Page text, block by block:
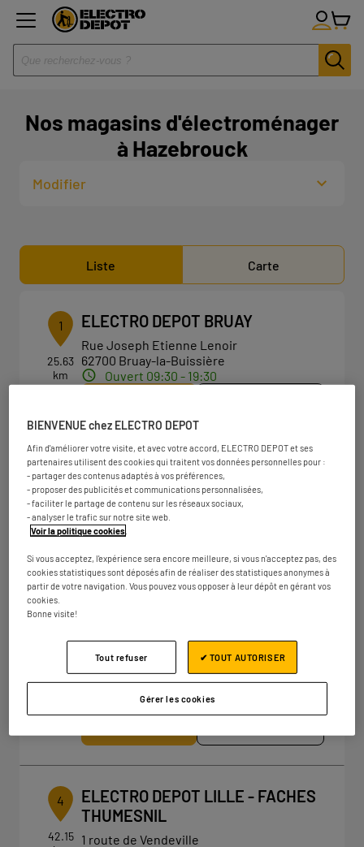
Nos magasins d'électroménager
à Hazebrouck
Modifier
Liste Carte
1
25.63
km
ELECTRO DEPOT BRUAY
Rue Joseph Etienne Lenoir
62700 Bruay-la-Buissière
Ouvert 09:30 - 19:30
2
32.12
km
ELECTRO DEPOT LILLE -
CAPINGHEM
Rue de la Zamin
59160 Capinghem
Numéro Plus d'infos
36.3 km
ELECTRO DEPOT DUNKERQUE
399 rue du Kruysbellaert
59640 Dunkerque
Ouvert 09:30 - 19:00
4
42.15
ELECTRO DEPOT LILLE - FACHES
THUMESNIL
1 route de Vendeville
BIENVENUE chez ELECTRO DEPOT
Afin d'améliorer votre visite, et avec votre accord, ELECTRO DEPOT et ses
partenaires utilisent des cookies qui traitent vos données personnelles pour :
- partager des contenus adaptés à vos préférences,
- proposer des publicités et communications personnalisées,
- faciliter le partage de contenu sur les réseaux sociaux,
- analyser le trafic sur notre site web.
Voir la politique cookies
Si vous acceptez, l'expérience sera encore meilleure, si vous n'acceptez pas, des
cookies statistiques sont déposés afin de réaliser des statistiques anonymes à
partir de votre navigation. Vous pouvez vous opposer à leur dépôt en gérant vos
cookies.
Bonne visite!
Gérer les cookies
Tout refuser ✔ TOUT AUTORISER